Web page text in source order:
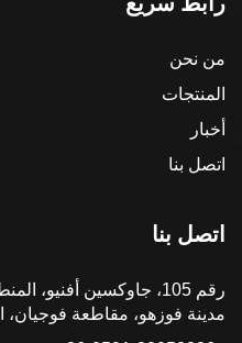
من نحن
المنتجات
أخبار
اتصل بنا
اتصل بنا
رقم 105، جاوكسين أفنيو،
مدينة فوزهو، مقاطعة فوجيان، الصين